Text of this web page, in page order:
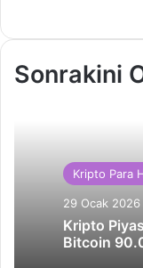
Sonrakini
Kripto Para
29 Ocak 2026
Kripto
Bitcoin